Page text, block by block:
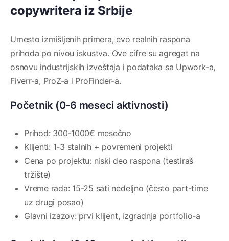
copywritera iz Srbije
Umesto izmišljenih primera, evo realnih raspona
prihoda po nivou iskustva. Ove cifre su agregat na
osnovu industrijskih izveštaja i podataka sa Upwork-a,
Fiverr-a, ProZ-a i ProFinder-a.
Početnik (0-6 meseci aktivnosti)
Prihod: 300-1000€ mesečno
Klijenti: 1-3 stalnih + povremeni projekti
Cena po projektu: niski deo raspona (testiraš
tržište)
Vreme rada: 15-25 sati nedeljno (često part-time
uz drugi posao)
Glavni izazov: prvi klijent, izgradnja portfolio-a